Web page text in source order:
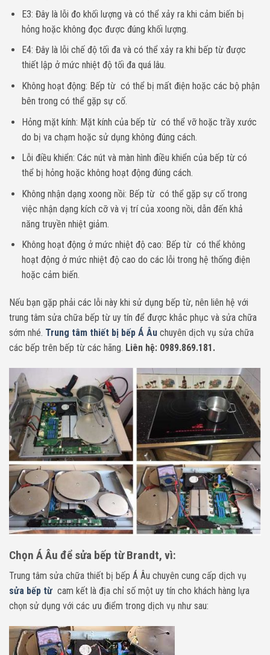
E3: Đây là lỗi đo khối lượng và có thể xảy ra khi cảm biến bị
hỏng hoặc không đọc được đúng khối lượng.
E4: Đây là lỗi chế độ tối đa và có thể xảy ra khi bếp từ được
thiết lập ở mức nhiệt độ tối đa quá lâu.
Không hoạt động: Bếp từ có thể bị mất điện hoặc các bộ phận
bên trong có thể gặp sự cố.
Hỏng mặt kính: Mặt kính của bếp từ có thể vỡ hoặc trầy xước
do bị va chạm hoặc sử dụng không đúng cách.
Lỗi điều khiển: Các nút và màn hình điều khiển của bếp từ có
thể bị hỏng hoặc không hoạt động đúng cách.
Không nhận dạng xoong nồi: Bếp từ có thể gặp sự cố trong
việc nhận dạng kích cỡ và vị trí của xoong nồi, dẫn đến khả
năng truyền nhiệt giảm.
Không hoạt động ở mức nhiệt độ cao: Bếp từ có thể không
hoạt động ở mức nhiệt độ cao do các lỗi trong hệ thống điện
hoặc cảm biến.
Nếu bạn gặp phải các lỗi này khi sử dụng bếp từ, nên liên hệ với
trung tâm sửa chữa bếp từ uy tín để được khắc phục và sửa chữa
sớm nhé. Trung tâm thiết bị bếp Á Âu chuyên dịch vụ sửa chữa
các bếp trên bếp từ các hãng. Liên hệ: 0989.869.181.
Chọn Á Âu để sửa bếp từ Brandt, vì:
Trung tâm sửa chữa thiết bị bếp Á Âu chuyên cung cấp dịch vụ
sửa bếp từ cam kết là địa chỉ số một uy tín cho khách hàng lựa
chọn sử dụng với các ưu điểm trong dịch vụ như sau: